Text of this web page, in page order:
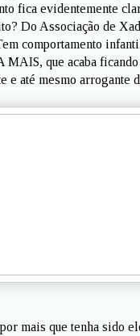
fica evidentemente
Do Associação de
comportamento
MAIS, que acaba
e até mesmo arrogante
mais que tenha sido